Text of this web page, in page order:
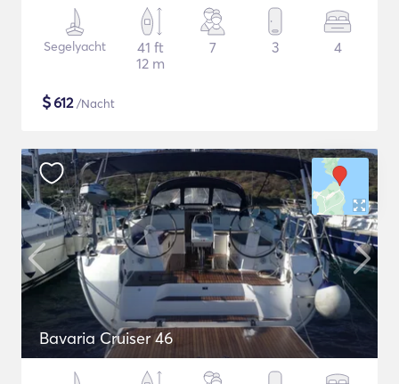
Segelyacht
41 ft
12 m
7 3 4
$612/Nacht
Bavaria Cruiser 46